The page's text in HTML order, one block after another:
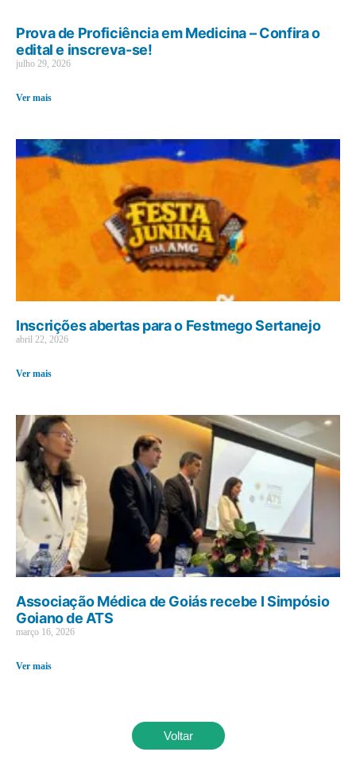
Prova de Proficiência em Medicina – Confira o
edital e inscreva-se!
julho 29, 2026
Ver mais
Inscrições abertas para o Festmego Sertanejo
abril 22, 2026
Ver mais
Associação Médica de Goiás recebe I Simpósio
Goiano de ATS
março 16, 2026
Ver mais
Voltar